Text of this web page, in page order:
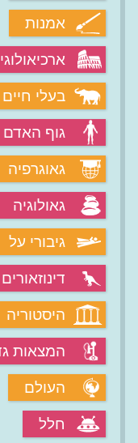
אמנות
בעלי חיים
גוף האדם
גאוגרפיה
גאולוגיה
גיבורי על
דינוזאורים
היסטוריה
המצאות
העולם
חלל